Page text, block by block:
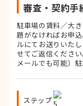
審査・契約手
駐車場の賃料／大
題がなければお申
ルにてお送りいた
せてご返信ください
メールでも可能）
ステップ